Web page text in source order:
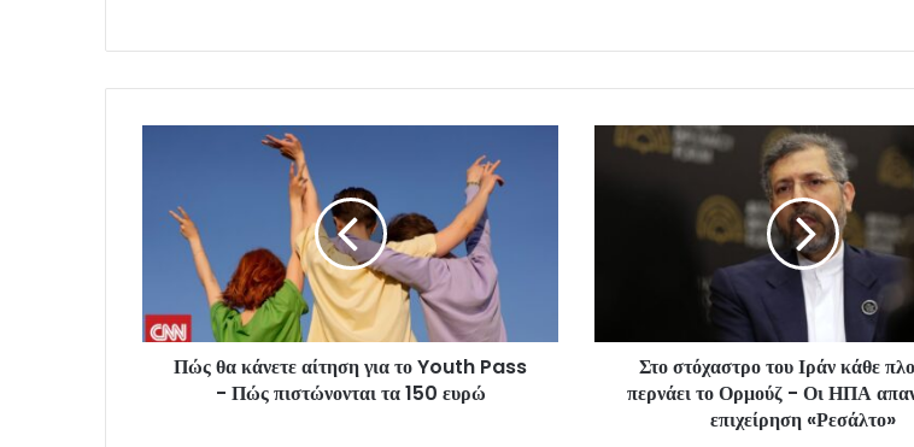
Πώς θα κάνετε αίτηση για το Youth Pass
- Πώς πιστώνονται τα 150 ευρώ
Στο στόχαστρο του Ιράν κάθε
περνάει το Ορμούζ - Οι ΗΠΑ
επιχείρηση «Ρεσάλτο»